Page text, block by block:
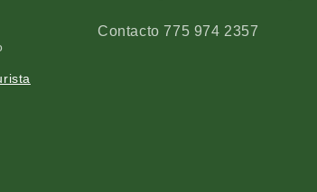
Contacto 775 974 2357